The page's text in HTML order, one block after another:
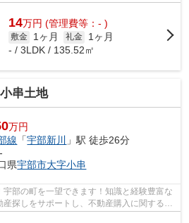
につな...
14万円 (管理費等：- )
敷金 1ヶ月 礼金
1ヶ月
- / 3LDK / 135.52㎡
串土地
万円
線 「宇部新川
」駅 徒歩26分
県宇部市大字小串
部の町を一望できます！知識と経験豊富な
探しをサポートし、不動産購入に関する疑
(#^^#)